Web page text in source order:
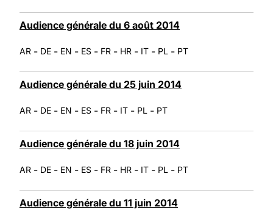
Audience générale du 6 août 2014
AR - DE - EN - ES - FR - HR - IT - PL - PT
Audience générale du 25 juin 2014
AR - DE - EN - ES - FR - IT - PL - PT
Audience générale du 18 juin 2014
AR - DE - EN - ES - FR - HR - IT - PL - PT
Audience générale du 11 juin 2014